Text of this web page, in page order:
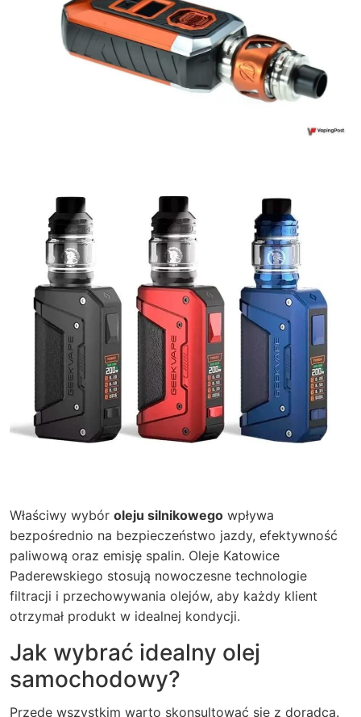
Właściwy wybór oleju silnikowego wpływa
bezpośrednio na bezpieczeństwo jazdy, efektywność
paliwową oraz emisję spalin. Oleje Katowice
Paderewskiego stosują nowoczesne technologie
filtracji i przechowywania olejów, aby każdy klient
otrzymał produkt w idealnej kondycji.
Jak wybrać idealny olej
samochodowy?
Przede wszystkim warto skonsultować się z doradcą.